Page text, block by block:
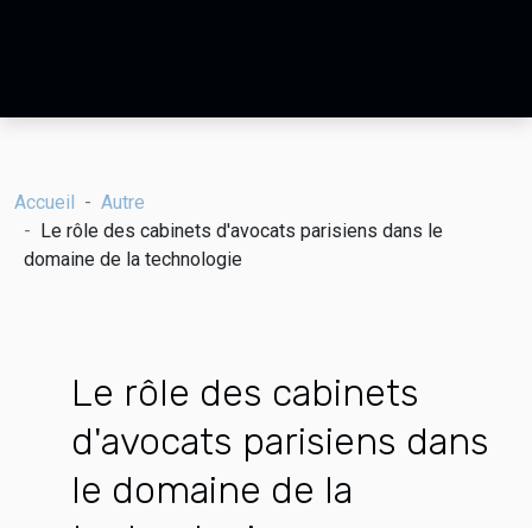
Accueil
Autre
Le rôle des cabinets d'avocats parisiens dans le
domaine de la technologie
Le rôle des cabinets
d'avocats parisiens dans
le domaine de la